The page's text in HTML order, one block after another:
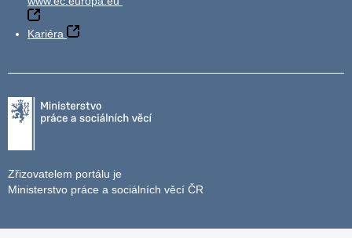
Kariéra
Zřizovatelem portálu je
Ministerstvo práce a sociálních věcí ČR